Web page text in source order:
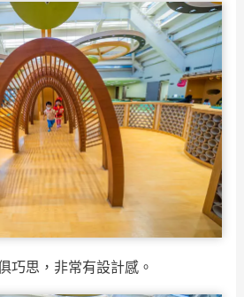
巧思，非常有設計感。